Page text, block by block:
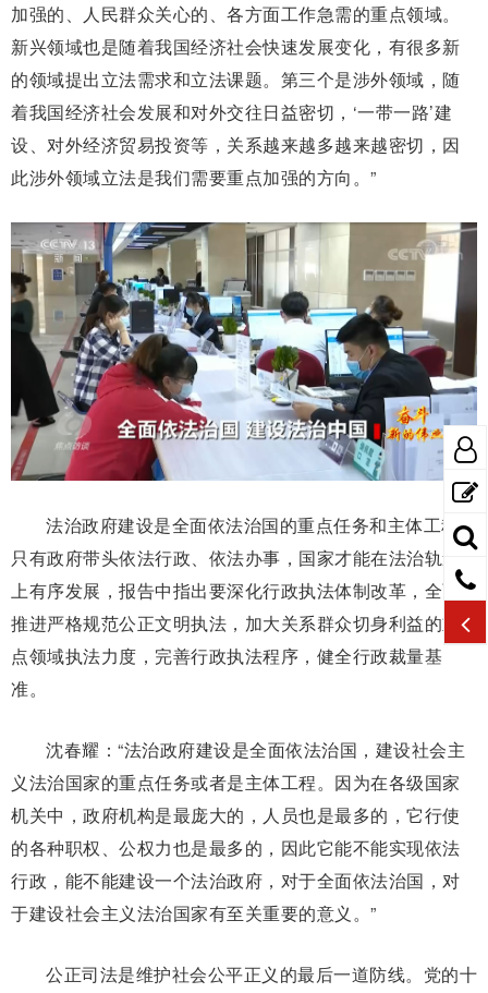
加强的、人民群众关心的、各方面工作急需的重点领域。
新兴领域也是随着我国经济社会快速发展变化，有很多新
的领域提出立法需求和立法课题。第三个是涉外领域，随
着我国经济社会发展和对外交往日益密切，‘一带一路’建
设、对外经济贸易投资等，关系越来越多越来越密切，因
此涉外领域立法是我们需要重点加强的方向。”
法治政府建设是全面依法治国的重点任务和主体工程。
只有政府带头依法行政、依法办事，国家才能在法治轨道
上有序发展，报告中指出要深化行政执法体制改革，全面
推进严格规范公正文明执法，加大关系群众切身利益的重
点领域执法力度，完善行政执法程序，健全行政裁量基
准。
沈春耀：“法治政府建设是全面依法治国，建设社会主
义法治国家的重点任务或者是主体工程。因为在各级国家
机关中，政府机构是最庞大的，人员也是最多的，它行使
的各种职权、公权力也是最多的，因此它能不能实现依法
行政，能不能建设一个法治政府，对于全面依法治国，对
于建设社会主义法治国家有至关重要的意义。”
公正司法是维护社会公平正义的最后一道防线。党的十